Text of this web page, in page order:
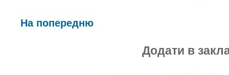
На попередню
Додати в